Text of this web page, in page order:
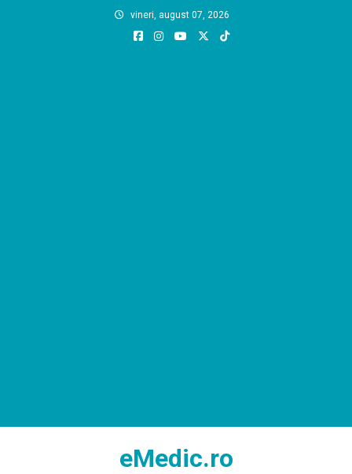
vineri, august 07, 2026
eMedic.ro